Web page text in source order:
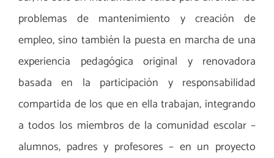
problemas de mantenimiento y creación de
empleo, sino también la puesta en marcha de una
experiencia pedagógica original y renovadora
basada en la participación y responsabilidad
compartida de los que en ella trabajan, integrando
a todos los miembros de la comunidad escolar –
alumnos, padres y profesores – en un proyecto